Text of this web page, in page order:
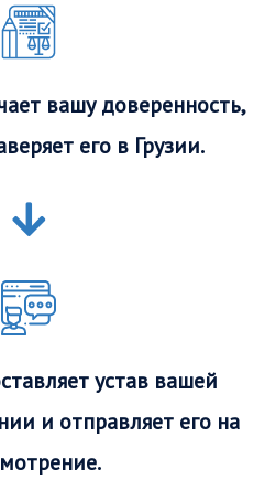
вашу доверенность,
его в Грузии.
устав вашей
и отправляет его на